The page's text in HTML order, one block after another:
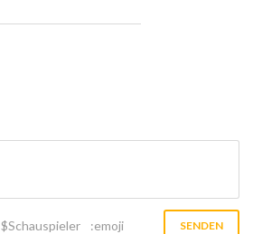
$Schauspieler :emoji